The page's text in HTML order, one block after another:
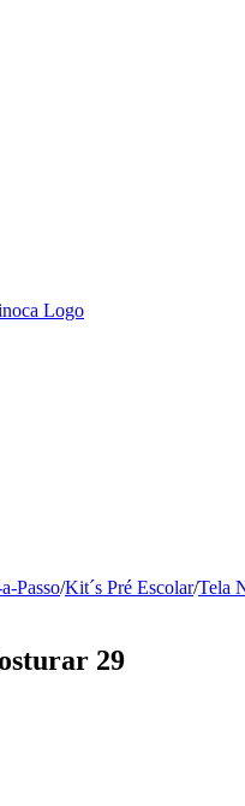
Passo/Kit´s Pré Escolar/Tela
29